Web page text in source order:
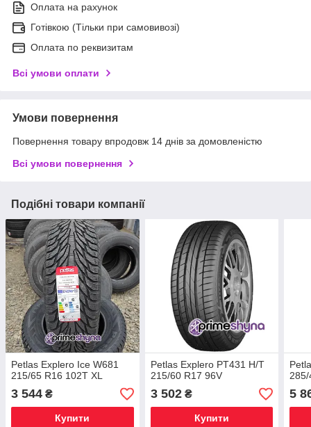
Оплата на рахунок
Готівкою (Тільки при самовивозі)
Оплата по реквизитам
Всі умови оплати
Умови повернення
Повернення товару впродовж 14 днів за домовленістю
Всі умови повернення
Подібні товари компанії
Petlas Explero Ice W681
215/65 R16 102T XL
3 544 ₴
Купити
Petlas Explero PT431 H/T
215/60 R17 96V
3 502₴
Купити
285/
5